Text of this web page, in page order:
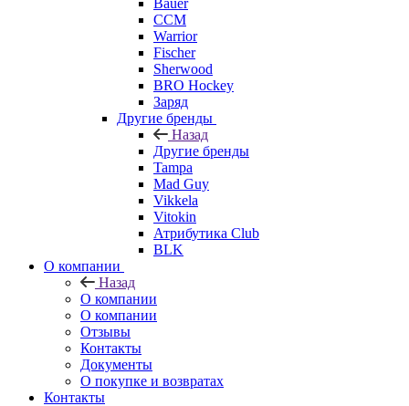
Bauer
CCM
Warrior
Fischer
Sherwood
BRO Hockey
Заряд
Другие бренды
Назад
Другие бренды
Tampa
Mad Guy
Vikkela
Vitokin
Атрибутика Club
BLK
О компании
Назад
О компании
О компании
Отзывы
Контакты
Документы
О покупке и возвратах
Контакты